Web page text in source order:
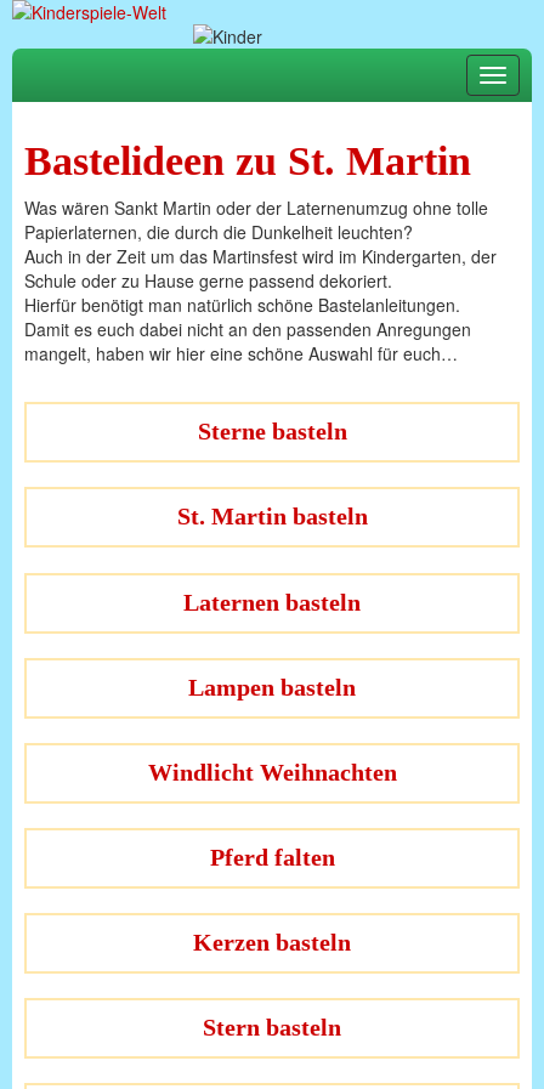
Toggle
Bastelideen zu St. Martin
Was wären Sankt Martin oder der Laternenumzug ohne tolle
Papierlaternen, die durch die Dunkelheit leuchten?
Auch in der Zeit um das Martinsfest wird im Kindergarten, der
Schule oder zu Hause gerne passend dekoriert.
Hierfür benötigt man natürlich schöne Bastelanleitungen.
Damit es euch dabei nicht an den passenden Anregungen
mangelt, haben wir hier eine schöne Auswahl für euch…
Sterne basteln
St. Martin basteln
Laternen basteln
Lampen basteln
Windlicht Weihnachten
Pferd falten
Kerzen basteln
Stern basteln